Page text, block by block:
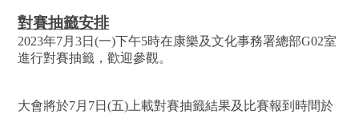
對賽抽籤安排
2023年7月3日(一)下午5時在康樂及文化事務署總部G02室
進行對賽抽籤，歡迎參觀。
大會將於7月7日(五)上載對賽抽籤結果及比賽報到時間於